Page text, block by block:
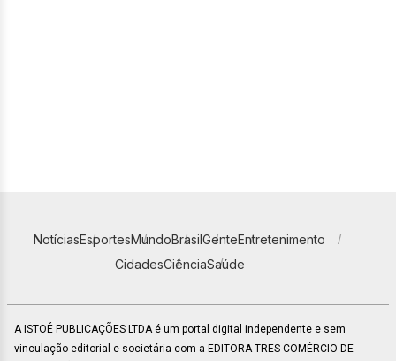
NotíciasEsportesMundoBrasilGenteEntretenimento
CidadesCiênciaSaúde
A ISTOÉ PUBLICAÇÕES LTDA é um portal digital independente e sem
vinculação editorial e societária com a EDITORA TRES COMÉRCIO DE